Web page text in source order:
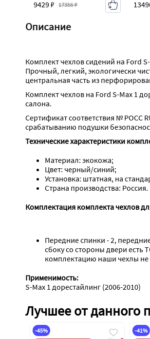
9429 ₽ 17356 ₽
Описание
Комплект чехлов сидений на Ford
Прочный, легкий, экологически
центральная часть из
Комплект чехлов на Ford S-Max 1
салона.
Сертификат соответствия № РОСС
срабатыванию подушки
Технические характеристики
Материал: экокожа;
Цвет: черный/синий;
Установка: штатная, на
Страна производства: Россия.
Комплектация комплекта чехлов
Передние спинки - 2,
сбоку со стороны двери есть
комплектацию наши чехлы не
Применимость:
S-Max 1 дорестайлинг (2006-2010)
Лучшее от данного
-45%
-41%